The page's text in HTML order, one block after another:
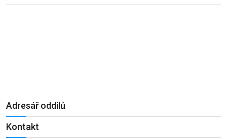
Adresář oddílů
Kontakt